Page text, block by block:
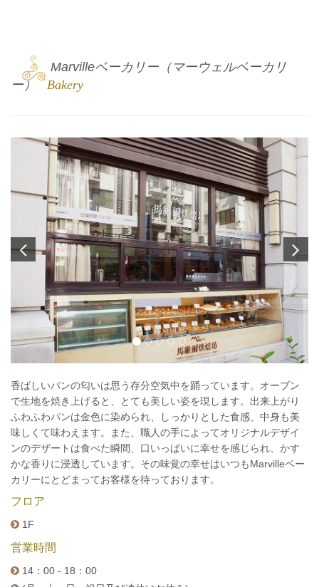
4 Marvilleベーカリー（マーウェルベーカリ
ー）
Bakery
香ばしいパンの匂いは思う存分空気中を踊っています。オーブン
で生地を焼き上げると、とても美しい姿を現します。出来上がり
ふわふわパンは金色に染められ、しっかりとした食感、中身も美
味しくて味わえます。また、職人の手によってオリジナルデザイ
ンのデザートは食べた瞬間、口いっぱいに幸せを感じられ、かす
かな香りに浸透しています。その味覚の幸せはいつもMarvilleベー
カリーにとどまってお客様を待っております。
フロア
1F
営業時間
14：00 - 18：00